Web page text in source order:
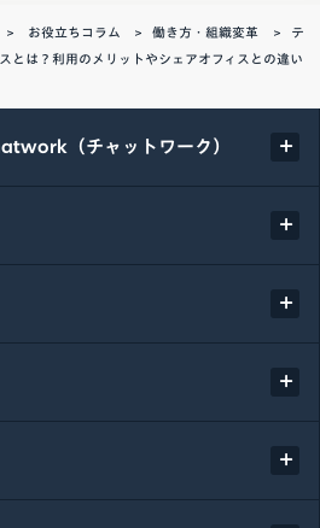
お役立ちコラム 働き方・組織変革
テ
とは？利用のメリットやシェアオフィスとの違い
（チャットワーク）